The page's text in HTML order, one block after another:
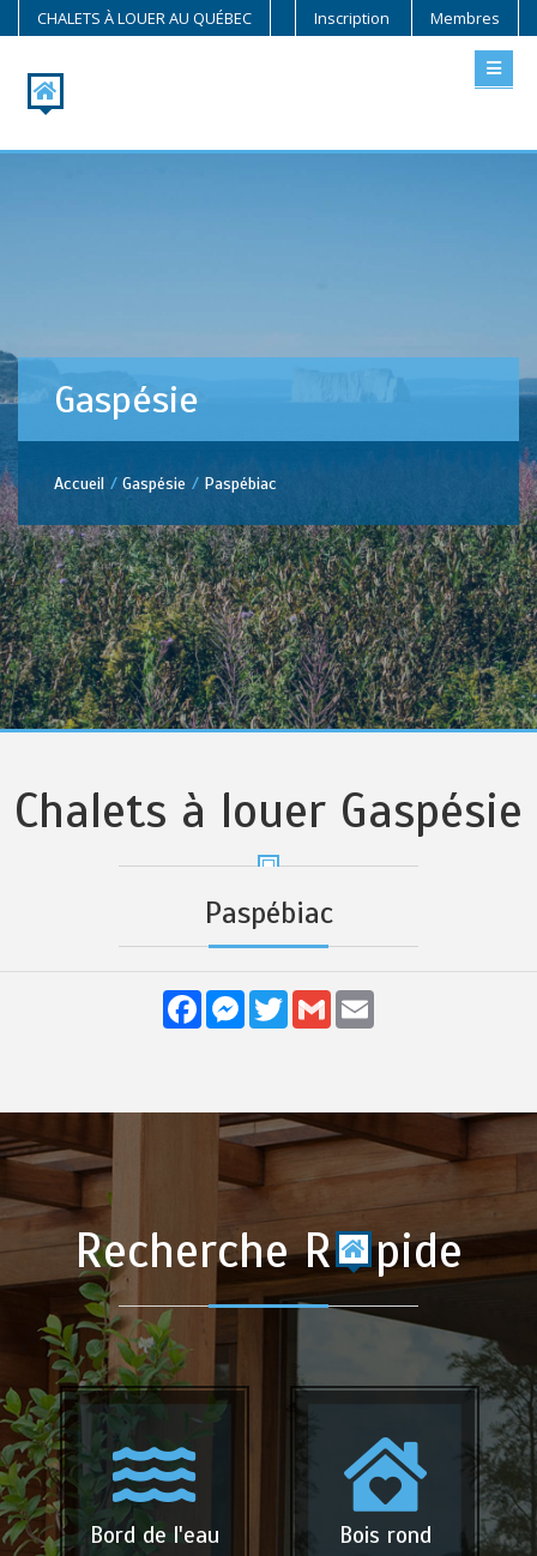
CHALETS À LOUER AU QUÉBEC Inscription Membres
Gaspésie
Accueil Gaspésie Paspébiac
Chalets à louer Gaspésie
Paspébiac
FacebookMessenger
TwitterGmail
Recherche R pide
Bord de l'eau Bois rond